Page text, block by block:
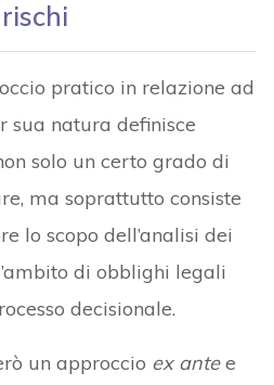
pratico in relazione ad
sua natura definisce
solo un certo grado di
ma soprattutto consiste
lo scopo dell’analisi dei
di obblighi legali
decisionale.
un approccio ex antee